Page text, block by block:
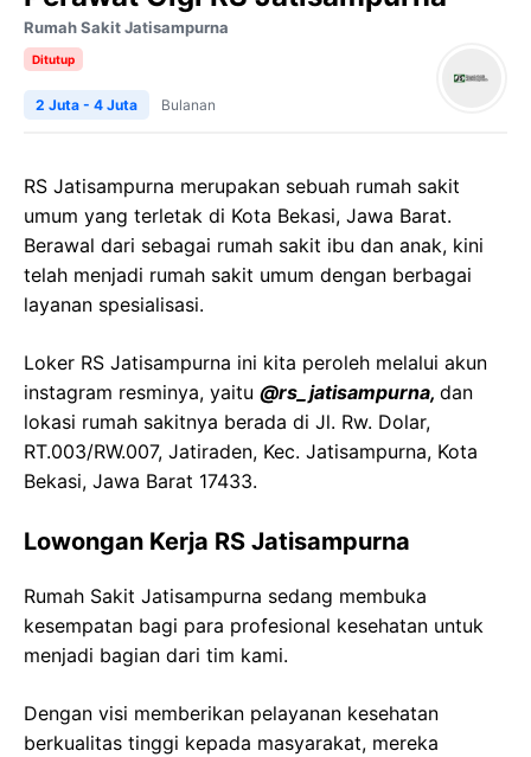
Rumah Sakit Jatisampurna
Ditutup
2 Juta - 4 Juta Bulanan
RS Jatisampurna merupakan sebuah rumah sakit
umum yang terletak di Kota Bekasi, Jawa Barat.
Berawal dari sebagai rumah sakit ibu dan anak, kini
telah menjadi rumah sakit umum dengan berbagai
layanan spesialisasi.
Loker RS Jatisampurna ini kita peroleh melalui akun
instagram resminya, yaitu @rs_jatisampurna, dan
lokasi rumah sakitnya berada di Jl. Rw. Dolar,
RT.003/RW.007, Jatiraden, Kec. Jatisampurna, Kota
Bekasi, Jawa Barat 17433.
Lowongan Kerja RS Jatisampurna
Rumah Sakit Jatisampurna sedang membuka
kesempatan bagi para profesional kesehatan untuk
menjadi bagian dari tim kami.
Dengan visi memberikan pelayanan kesehatan
berkualitas tinggi kepada masyarakat, mereka